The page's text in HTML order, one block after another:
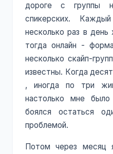
дороге с группы
спикерских.
несколько раз в
тогда онлайн -
несколько скайп-
известны. Когда
, иногда по три
настолько мне
боялся остаться
проблемой.
Потом через месяц